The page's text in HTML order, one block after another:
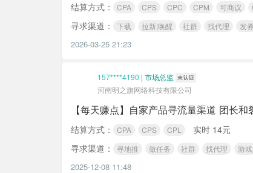
结算方式： CPA CPS CPC CPM 可商议
寻求渠道：
下载 拉新|唤醒 社群 找代理 发券
2026-03-25 21:23
157****4190 | 市场总监
河南明之旗网络科技有限公司
【每天赚点】自家产品寻流量渠道 团长
结算方式： CPA CPS CPL
实时 14元
寻求渠道：
寻地推 做任务 社群 找代理 游戏
2025-12-08 11:48